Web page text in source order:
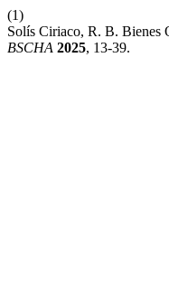
(1)
Solís Ciriaco, R. B. Bienes
BSCHA 2025, 13-39.